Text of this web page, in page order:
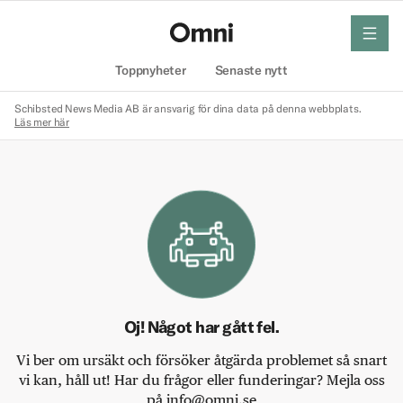
Toppnyheter Senaste nytt
meny
Schibsted News Media AB är ansvarig för dina data på denna webbplats.
Läs mer här
Oj! Något har gått fel.
Vi ber om ursäkt och försöker åtgärda problemet så snart
vi kan, håll ut! Har du frågor eller funderingar? Mejla oss